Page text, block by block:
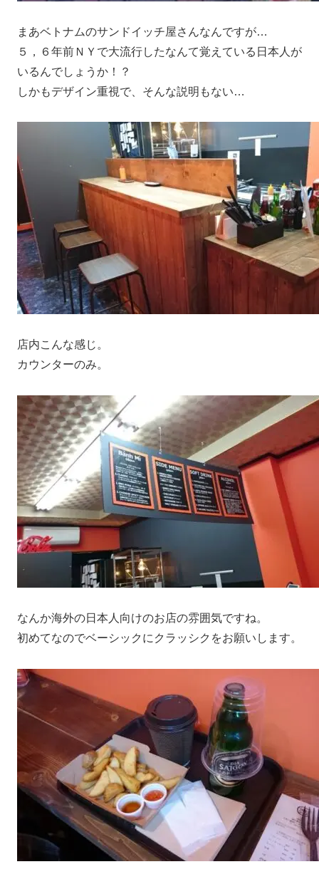
まあベトナムのサンドイッチ屋さんなんですが…
５，６年前ＮＹで大流行したなんて覚えている日本人が
いるんでしょうか！？
しかもデザイン重視で、そんな説明もない…
店内こんな感じ。
カウンターのみ。
なんか海外の日本人向けのお店の雰囲気ですね。
初めてなのでベーシックにクラッシクをお願いします。